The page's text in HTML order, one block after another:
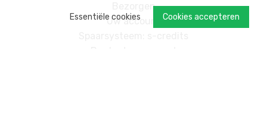
Cookies accepteren
Essentiële cookies
Bezorgen
Uw account